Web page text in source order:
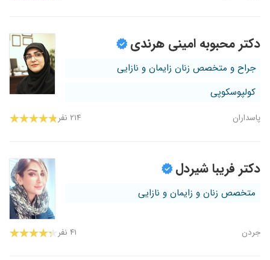
دکتر محبوبه امینی هرندی
جراح و متخصص زنان زایمان و نازایی
کولپوسکوپی
پاسداران ۲۱۴ نفر
دکتر فریبا شیردل
متخصص زنان و زایمان و نازایی
جردن ۴۱ نفر